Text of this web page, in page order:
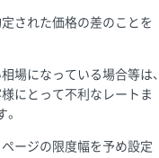
された価格の差のことを
場になっている場合等は、
にとって不利なレートま
ージの限度幅を予め設定